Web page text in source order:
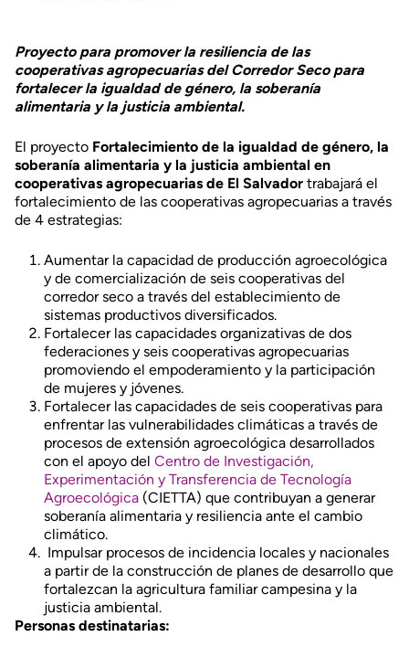
Proyecto para promover la resiliencia de las
cooperativas agropecuarias del Corredor Seco para
fortalecer la igualdad de género, la soberanía
alimentaria y la justicia ambiental.
El proyecto Fortalecimiento de la igualdad de género, la
soberanía alimentaria y la justicia ambiental en
cooperativas agropecuarias de El Salvador trabajará el
fortalecimiento de las cooperativas agropecuarias a través
de 4 estrategias:
Aumentar la capacidad de producción agroecológica
y de comercialización de seis cooperativas del
corredor seco a través del establecimiento de
sistemas productivos diversificados.
Fortalecer las capacidades organizativas de dos
federaciones y seis cooperativas agropecuarias
promoviendo el empoderamiento y la participación
de mujeres y jóvenes.
Fortalecer las capacidades de seis cooperativas para
enfrentar las vulnerabilidades climáticas a través de
procesos de extensión agroecológica desarrollados
con el apoyo del Centro de Investigación,
Experimentación y Transferencia de Tecnología
Agroecológica (CIETTA) que contribuyan a generar
soberanía alimentaria y resiliencia ante el cambio
climático.
Impulsar procesos de incidencia locales y nacionales
a partir de la construcción de planes de desarrollo que
fortalezcan la agricultura familiar campesina y la
justicia ambiental.
Personas destinatarias: